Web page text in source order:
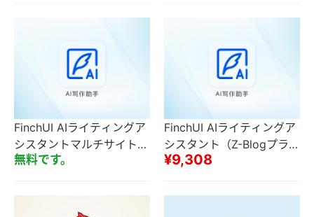
メイン名を含む）をサポー
グテールワードトラフィッ
FinchUI AIライティングア
シスタントマルチサイト一
斉送信サイト側（Z-Blogプ
無料です。
FinchUI AIライティングア
シスタント（Z-Blogプラグ
イン）
¥9,308